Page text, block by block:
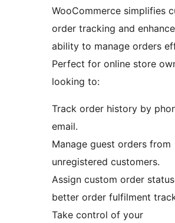
WooCommerce simplifies
order tracking and
ability to manage orders
Perfect for online store
looking to:
Track order history by
email.
Manage guest orders from
unregistered customers.
Assign custom order
better order fulfilment
Take control of your